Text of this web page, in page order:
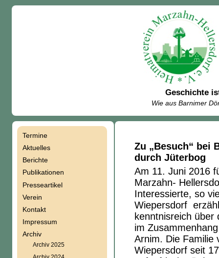
Geschichte
Wie aus Barnimer
Zu „Besuch“ bei
durch Jüterbog
Am 11. Juni 2016
Marzahn-
Interessierte, so
Wiepersdorf
kenntnisreich über
im
Arnim. Die Familie
Wiepersdorf seit
Termine
Aktuelles
Berichte
Publikationen
Presseartikel
Verein
Kontakt
Impressum
Archiv
Archiv 2025